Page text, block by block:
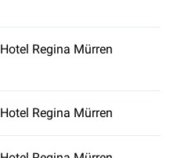
Hotel Regina Mürren
Hotel Regina Mürren